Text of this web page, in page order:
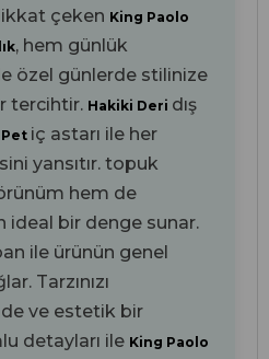
çeken King Paolo
, hem günlük
özel günlerde stilinize
tercihtir. Hakiki Deri dış
iç astarı ile her
yansıtır. topuk
hem de
ideal bir denge sunar.
ile ürünün genel
Tarzınızı
ve estetik bir
detayları ile King Paolo